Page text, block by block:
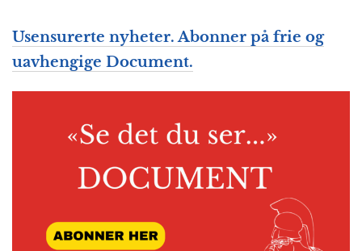
Usensurerte nyheter. Abonner på frie og
uavhengige Document.